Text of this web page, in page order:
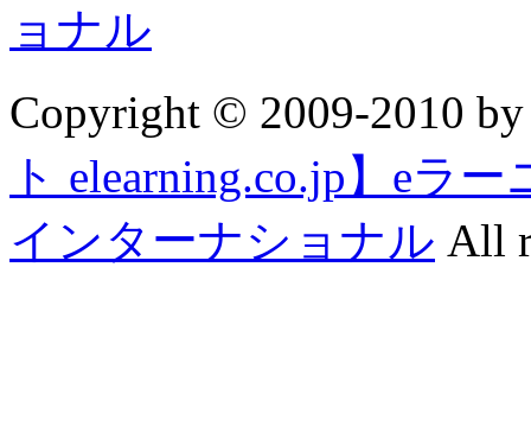
Copyright © 2009-2010
ト elearning.co.jp】eラ
インターナショナル All